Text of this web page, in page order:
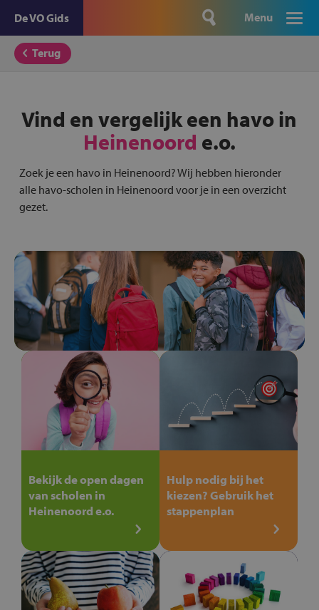
De VO Gids Menu
Terug
Vind en vergelijk een havo in
Heinenoord e.o.
Zoek je een havo in Heinenoord? Wij hebben hieronder
alle havo-scholen in Heinenoord voor je in een overzicht
gezet.
Bekijk de open dagen
van scholen in
Heinenoord e.o.
Hulp nodig bij het
kiezen? Gebruik het
stappenplan